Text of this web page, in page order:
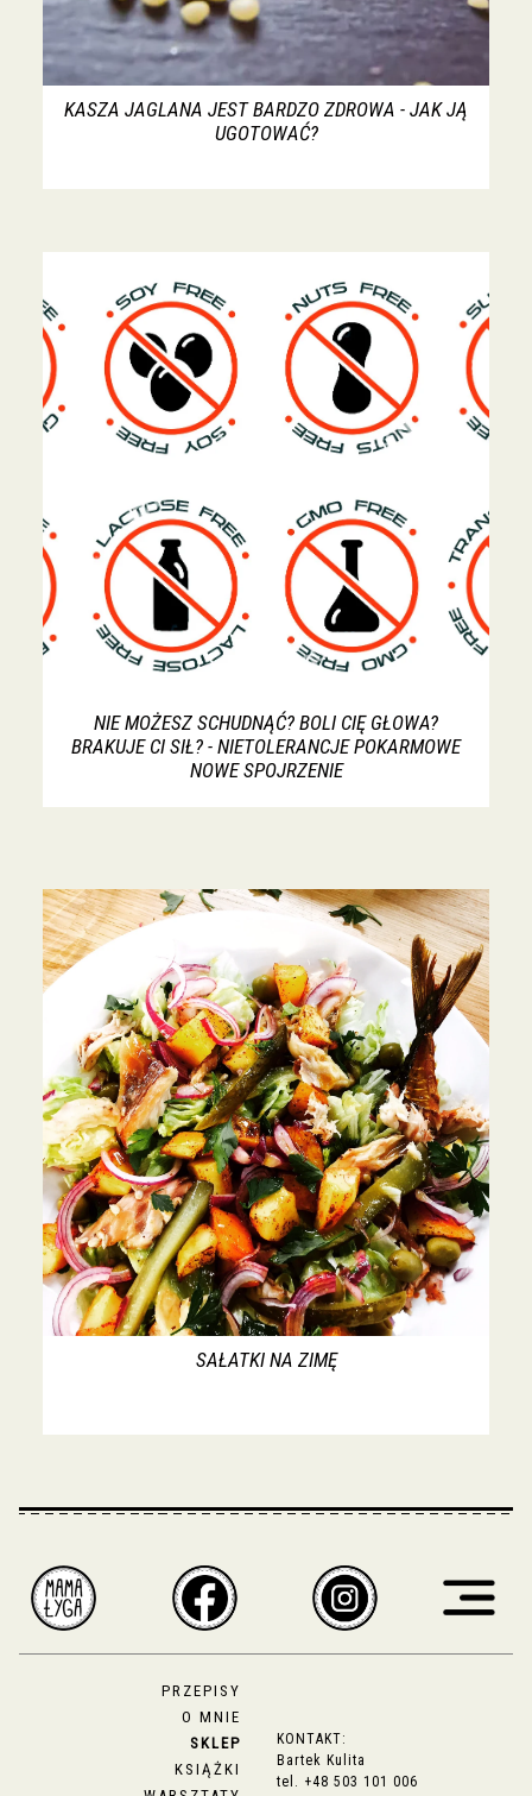
KASZA JAGLANA JEST BARDZO ZDROWA - JAK JĄ
UGOTOWAĆ?
NIE MOŻESZ SCHUDNĄĆ? BOLI CIĘ GŁOWA?
BRAKUJE CI SIŁ? - NIETOLERANCJE POKARMOWE
NOWE SPOJRZENIE
SAŁATKI NA ZIMĘ
PRZEPISY
O MNIE
SKLEP
KSIĄŻKI
KONTAKT:
Bartek Kulita
tel. +48 503 101 006